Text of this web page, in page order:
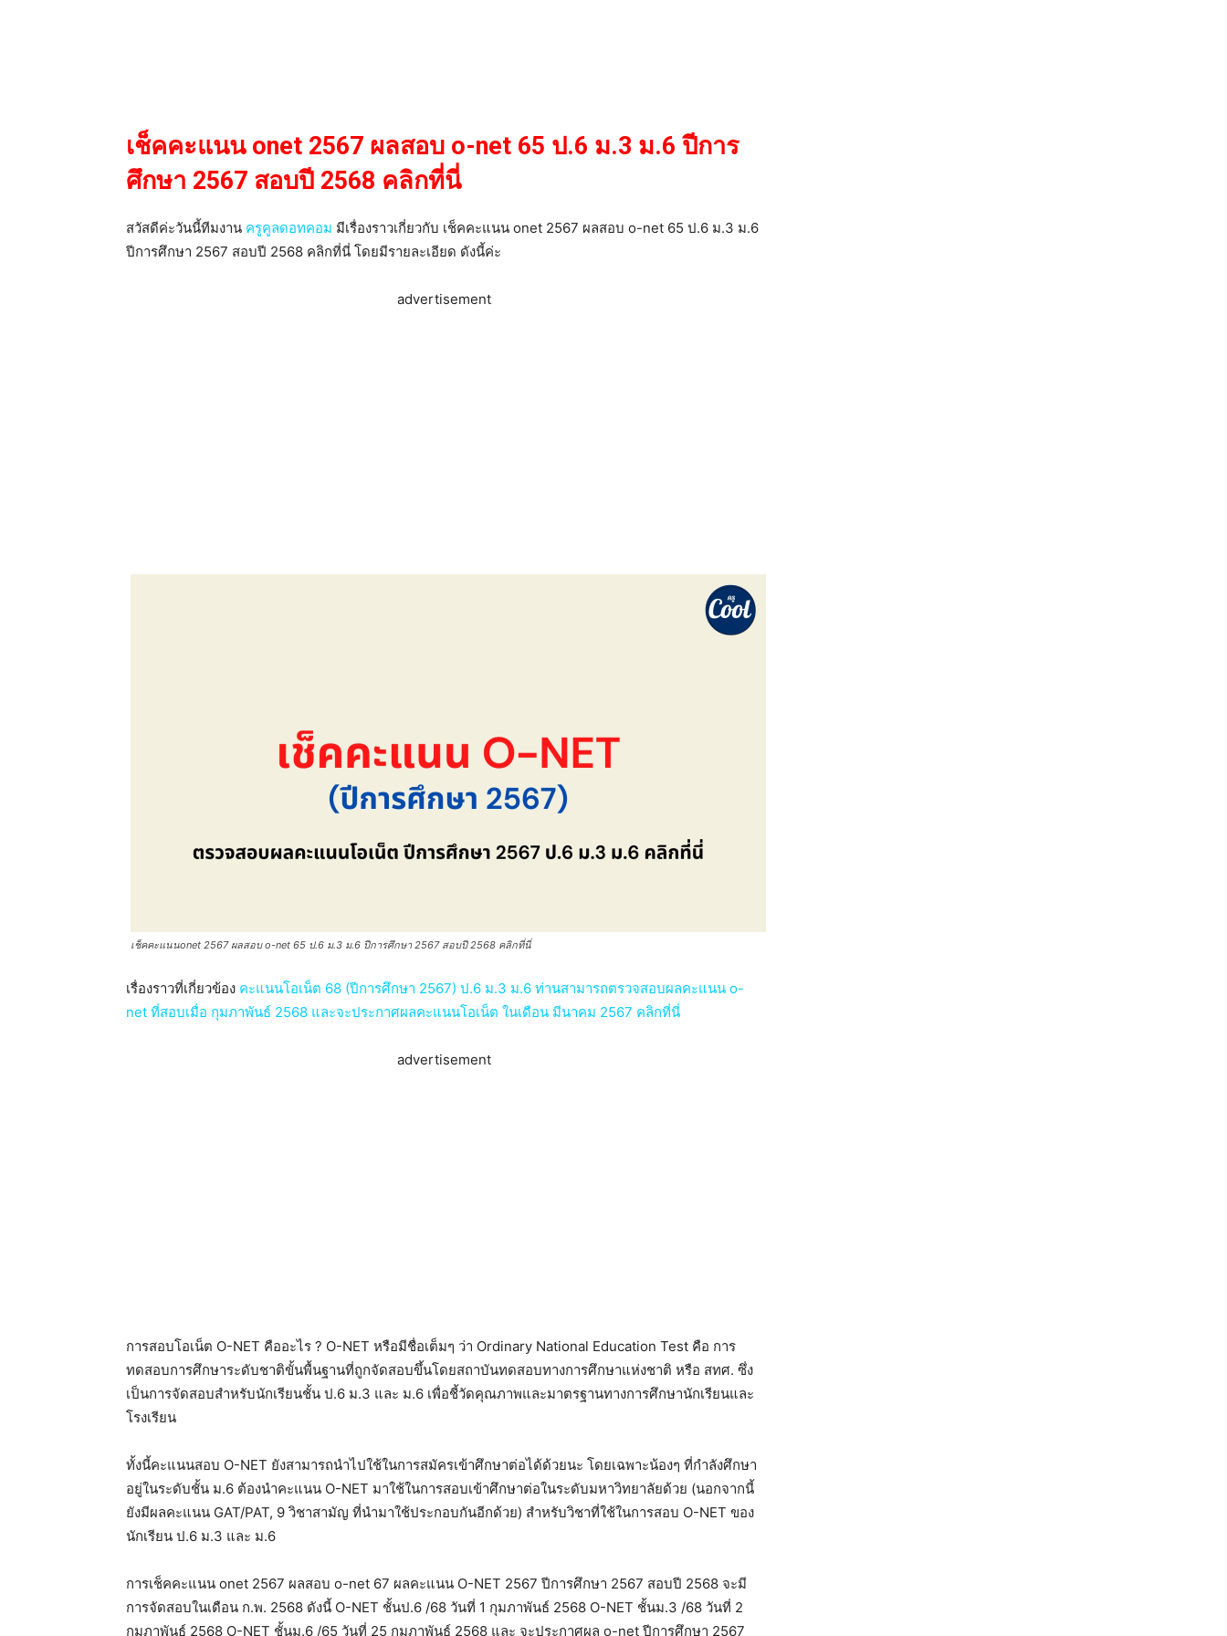
เช็คคะแนน onet 2567 ผลสอบ o-net 65 ป.6 ม.3 ม.6 ปีการ
ศึกษา 2567 สอบปี 2568 คลิกที่นี่
สวัสดีค่ะวันนี้ทีมงาน ครูคูลดอทคอม มีเรื่องราวเกี่ยวกับ เช็คคะแนน onet 2567 ผลสอบ o-net 65 ป.6 ม.3 ม.6
ปีการศึกษา 2567 สอบปี 2568 คลิกที่นี่ โดยมีรายละเอียด ดังนี้ค่ะ
advertisement
เช็คคะแนนonet 2567 ผลสอบ o-net 65 ป.6 ม.3 ม.6 ปีการศึกษา 2567 สอบปี 2568 คลิกที่นี่
เรื่องราวที่เกี่ยวข้อง คะแนนโอเน็ต 68 (ปีการศึกษา 2567) ป.6 ม.3 ม.6 ท่านสามารถตรวจสอบผลคะแนน o-
net ที่สอบเมื่อ กุมภาพันธ์ 2568 และจะประกาศผลคะแนนโอเน็ต ในเดือน มีนาคม 2567 คลิกที่นี่
advertisement
การสอบโอเน็ต O-NET คืออะไร ? O-NET หรือมีชื่อเต็มๆ ว่า Ordinary National Education Test คือ การ
ทดสอบการศึกษาระดับชาติขั้นพื้นฐานที่ถูกจัดสอบขึ้นโดยสถาบันทดสอบทางการศึกษาแห่งชาติ หรือ สทศ. ซึ่ง
เป็นการจัดสอบสำหรับนักเรียนชั้น ป.6 ม.3 และ ม.6 เพื่อชี้วัดคุณภาพและมาตรฐานทางการศึกษานักเรียนและ
โรงเรียน
ทั้งนี้คะแนนสอบ O-NET ยังสามารถนำไปใช้ในการสมัครเข้าศึกษาต่อได้ด้วยนะ โดยเฉพาะน้องๆ ที่กำลังศึกษา
อยู่ในระดับชั้น ม.6 ต้องนำคะแนน O-NET มาใช้ในการสอบเข้าศึกษาต่อในระดับมหาวิทยาลัยด้วย (นอกจากนี้
ยังมีผลคะแนน GAT/PAT, 9 วิชาสามัญ ที่นำมาใช้ประกอบกันอีกด้วย) สำหรับวิชาที่ใช้ในการสอบ O-NET ของ
นักเรียน ป.6 ม.3 และ ม.6
การเช็คคะแนน onet 2567 ผลสอบ o-net 67 ผลคะแนน O-NET 2567 ปีการศึกษา 2567 สอบปี 2568 จะมี
การจัดสอบในเดือน ก.พ. 2568 ดังนี้ O-NET ชั้นป.6 /68 วันที่ 1 กุมภาพันธ์ 2568 O-NET ชั้นม.3 /68 วันที่ 2
กุมภาพันธ์ 2568 O-NET ชั้นม.6 /65 วันที่ 25 กุมภาพันธ์ 2568 และ จะประกาศผล o-net ปีการศึกษา 2567